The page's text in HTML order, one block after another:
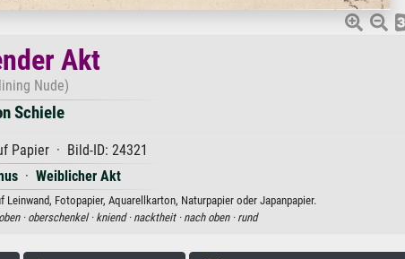
Akt
Nude)
Schiele
Papier · Bild-ID: 24321
· Weiblicher Akt
Fotopapier, Aquarellkarton, Naturpapier oder Japanpapier.
·oberschenkel · kniend · nacktheit · nach oben · rund